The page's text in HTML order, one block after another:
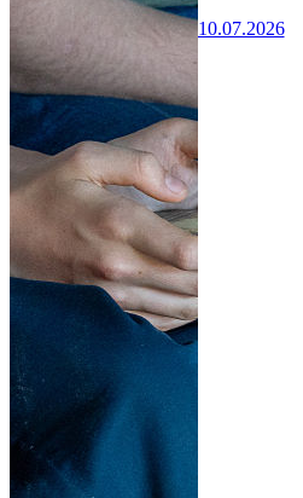
10.07.2026